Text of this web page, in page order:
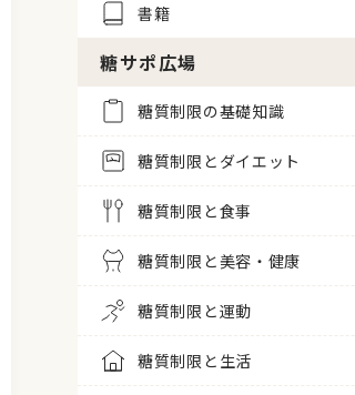
書籍
糖サポ広場
糖質制限の基礎知識
糖質制限とダイエット
糖質制限と食事
糖質制限と美容・健康
糖質制限と運動
糖質制限と生活